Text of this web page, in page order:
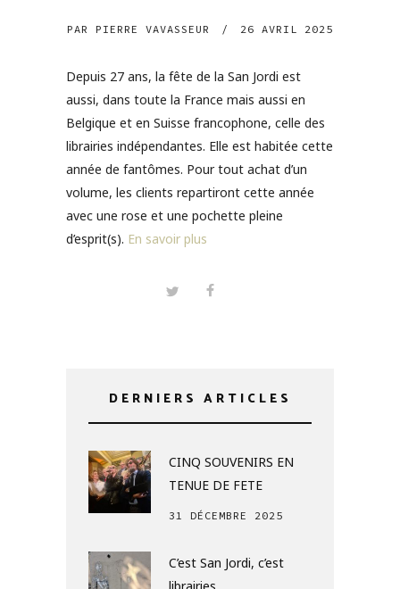
PAR PIERRE VAVASSEUR / 26 AVRIL 2025
Depuis 27 ans, la fête de la San Jordi est
aussi, dans toute la France mais aussi en
Belgique et en Suisse francophone, celle des
librairies indépendantes. Elle est habitée cette
année de fantômes. Pour tout achat d’un
volume, les clients repartiront cette année
avec une rose et une pochette pleine
d’esprit(s). En savoir plus
DERNIERS ARTICLES
CINQ SOUVENIRS EN
TENUE DE FETE
31 DÉCEMBRE 2025
C’est San Jordi, c’est